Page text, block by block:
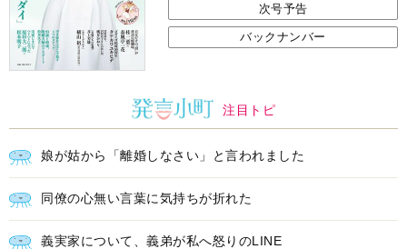
次号予告
バックナンバー
注目トピ
娘が姑から「離婚しなさい」と言われました
同僚の心無い言葉に気持ちが折れた
義実家について、義弟が私へ怒りのLINE